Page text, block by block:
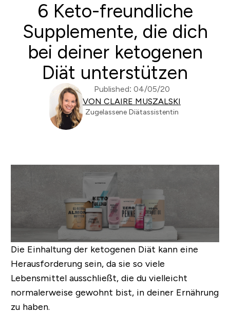
6 Keto-freundliche
Supplemente, die dich
bei deiner ketogenen
Diät unterstützen
Published: 04/05/20
VON CLAIRE MUSZALSKI
Zugelassene Diätassistentin
Die Einhaltung der ketogenen Diät kann eine
Herausforderung sein, da sie so viele
Lebensmittel ausschließt, die du vielleicht
normalerweise gewohnt bist, in deiner Ernährung
zu haben.